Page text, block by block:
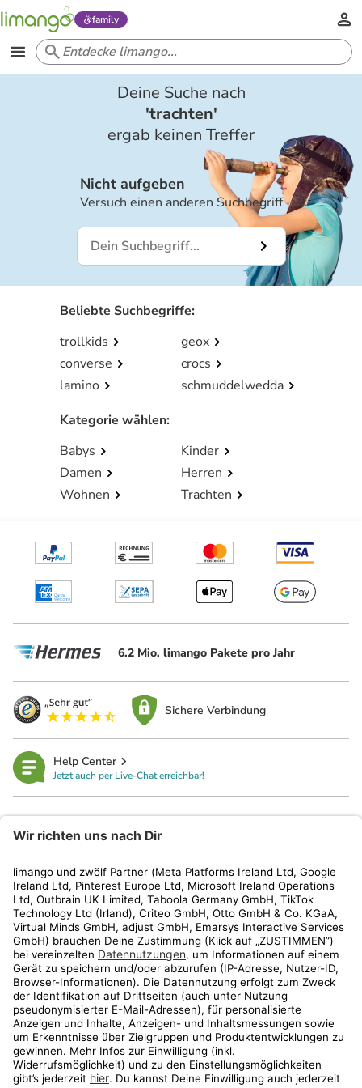
family
Deine Suche nach
'trachten'
ergab keinen Treffer
Nicht aufgeben
Versuch einen anderen Suchbegriff
Beliebte Suchbegriffe:
trollkids
geox
converse
crocs
lamino
schmuddelwedda
Kategorie wählen:
Babys
Kinder
Damen
Herren
Wohnen
Trachten
6.2 Mio. limango Pakete pro Jahr
Sichere Verbindung
Help Center
Jetzt auch per Live-Chat erreichbar!
Kundenservice
Shop
Aktionen
Travel